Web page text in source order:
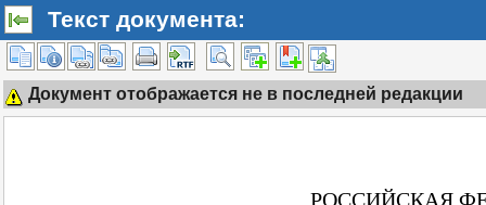
Текст документа:
Документ отображается не в последней редакции